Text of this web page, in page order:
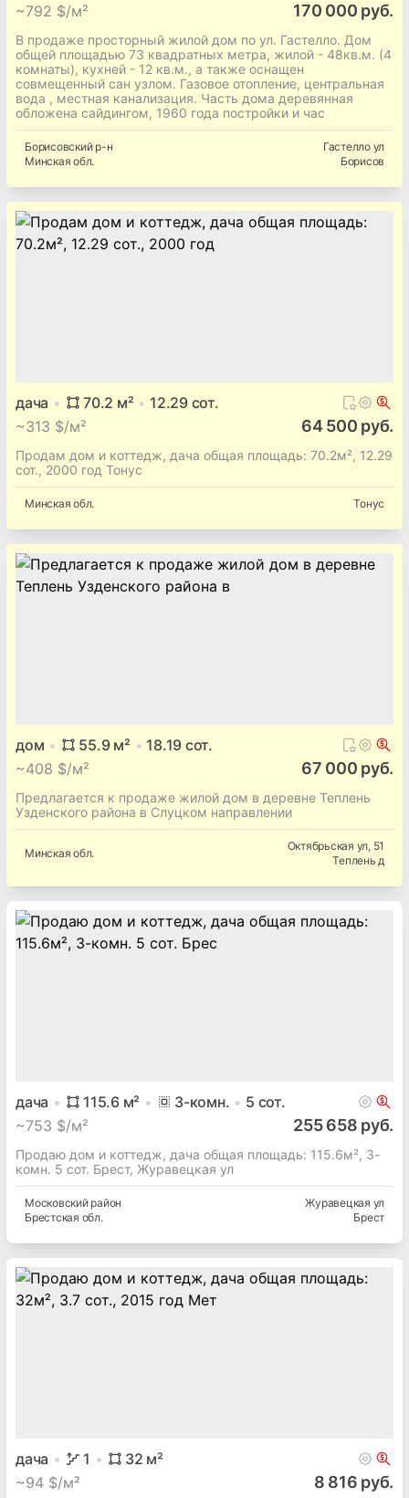
~792 $/м² 170 000 руб.
В продаже просторный жилой дом по ул. Гастелло. Дом
общей площадью 73 квадратных метра, жилой - 48кв.м. (4
комнаты), кухней - 12 кв.м., а также оснащен
совмещенный сан узлом. Газовое отопление, центральная
вода , местная канализация. Часть дома деревянная
обложена сайдингом, 1960 года постройки и час
Борисовскийр-н
Минская обл.
Гастелло ул
Борисов
дача 70.2 м² 12.29сот.
~313 $/м² 64 500 руб.
Продам дом и коттедж, дача общая площадь: 70.2м², 12.29
сот., 2000 год Тонус
Минская обл. Тонус
дом 55.9м² 18.19 сот.
~408 $/м² 67 000 руб.
Предлагается к продаже жилой дом в деревне Теплень
Узденского района в Слуцком направлении
Минская обл.
Октябрьская ул, 51
Теплень д
дача 115.6м² 3-комн. 5 сот.
~753 $/м² 255 658 руб.
Продаю дом и коттедж, дача общая площадь: 115.6м², 3-
комн. 5 сот. Брест, Журавецкая ул
Московскийрайон
Брестская обл.
Журавецкая ул
Брест
дача 1 32 м²
~94 $/м² 8 816 руб.